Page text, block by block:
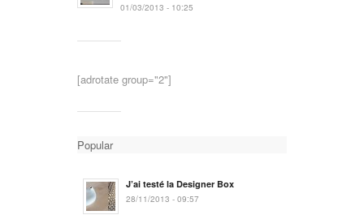
01/03/2013 - 10:25
[adrotate group="2"]
Popular
J’ai testé la Designer Box
28/11/2013 - 09:57